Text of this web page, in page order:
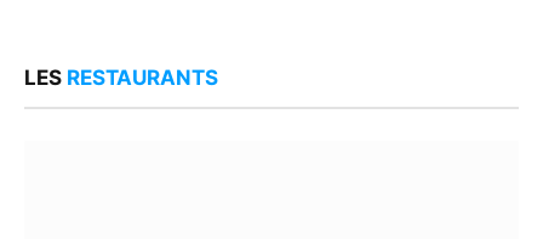
LES RESTAURANTS